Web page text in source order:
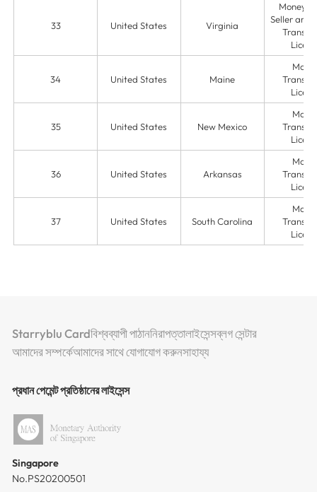
33 United States Virginia
Money
Seller and
34 United States Maine
35 United States New Mexico
36 United States Arkansas
37 United States South Carolina
Starryblu Cardবিশ্বব্যাপী পাঠাননিরাপত্তালাইসেন্সব্লগ সেন্টার
আমাদের সম্পর্কেআমাদের সাথে যোগাযোগ করুনসাহায্য
প্রধান পেমেন্ট প্রতিষ্ঠানের লাইসেন্স
Singapore
No.PS20200501